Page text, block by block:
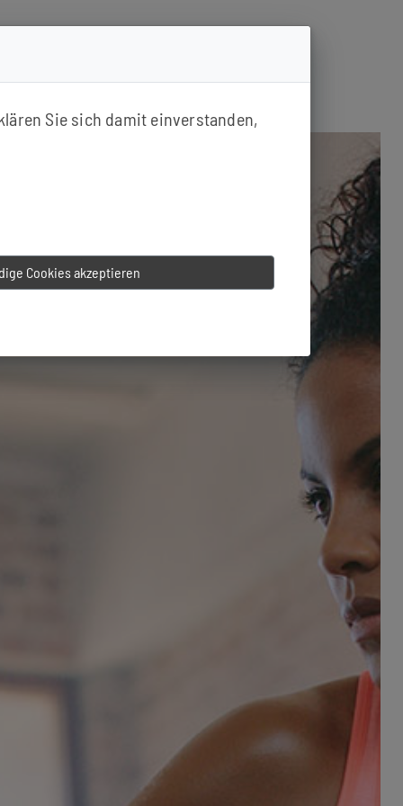
Sie sich damit einverstanden,
Cookies akzeptieren